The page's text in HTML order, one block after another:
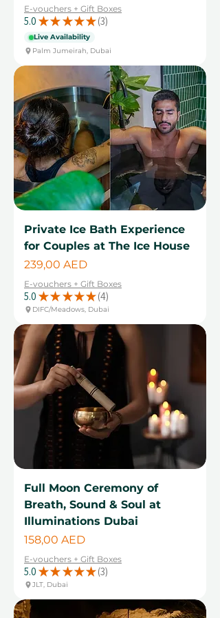
E-vouchers + Gift Boxes
5.0 ★ ★ ★ ★ ★ 3
3
Live Availability
Palm Jumeirah, Dubai
Private Ice Bath Experience
for Couples at The Ice House
Цена
239,00 AED
E-vouchers + Gift Boxes
5.0 ★ ★ ★ ★ ★ 4
4
DIFC/Meadows, Dubai
Full Moon Ceremony of
Breath, Sound & Soul at
Illuminations Dubai
Цена
158,00 AED
E-vouchers + Gift Boxes
5.0 ★ ★ ★ ★ ★ 3
3
JLT, Dubai